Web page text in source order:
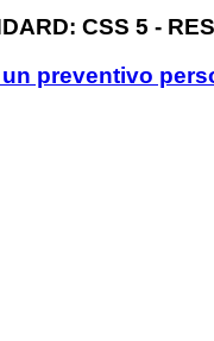
CSS 5 -
preventivo